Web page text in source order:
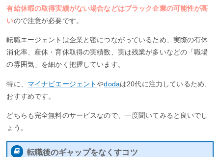
有給休暇の取得実績がない場合などはブラック企業の可能性が高
いので注意が必要です。
転職エージェントは企業と密につながっているため、実際の有休
消化率、産休・育休取得の実績数、実は残業が多いなどの「職場
の雰囲気」を細かく把握しています。
特に、 マイナビエージェントやdodaは20代に注力しているため、
おすすめです。
どちらも完全無料のサービスなので、一度聞いてみると良いでし
ょう。
転職後のギャップをなくすコツ